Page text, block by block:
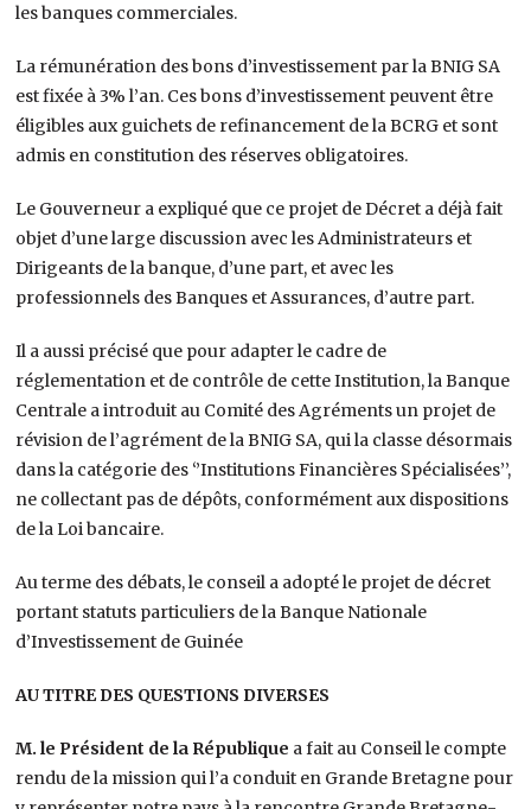
les banques commerciales.
La rémunération des bons d’investissement par la BNIG SA
est fixée à 3% l’an. Ces bons d’investissement peuvent être
éligibles aux guichets de refinancement de la BCRG et sont
admis en constitution des réserves obligatoires.
Le Gouverneur a expliqué que ce projet de Décret a déjà fait
objet d’une large discussion avec les Administrateurs et
Dirigeants de la banque, d’une part, et avec les
professionnels des Banques et Assurances, d’autre part.
Il a aussi précisé que pour adapter le cadre de
réglementation et de contrôle de cette Institution, la Banque
Centrale a introduit au Comité des Agréments un projet de
révision de l’agrément de la BNIG SA, qui la classe désormais
dans la catégorie des ‘’Institutions Financières Spécialisées’’,
ne collectant pas de dépôts, conformément aux dispositions
de la Loi bancaire.
Au terme des débats, le conseil a adopté le projet de décret
portant statuts particuliers de la Banque Nationale
d’Investissement de Guinée
AU TITRE DES QUESTIONS DIVERSES
M. le Président de la République a fait au Conseil le compte
rendu de la mission qui l’a conduit en Grande Bretagne pour